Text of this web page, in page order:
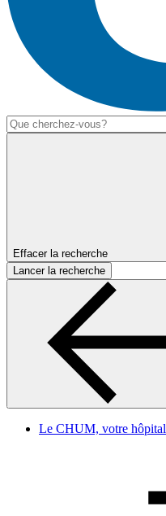
Effacer la recherche
Lancer la recherche
Le CHUM, votre hôpital